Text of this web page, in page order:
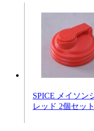
SPICE メイソン
レッド 2個セッ